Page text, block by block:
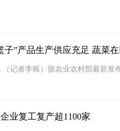
子”产品生产供应充足 蔬菜
（记者李栋）据农业农村部最新
业复工复产超1100家